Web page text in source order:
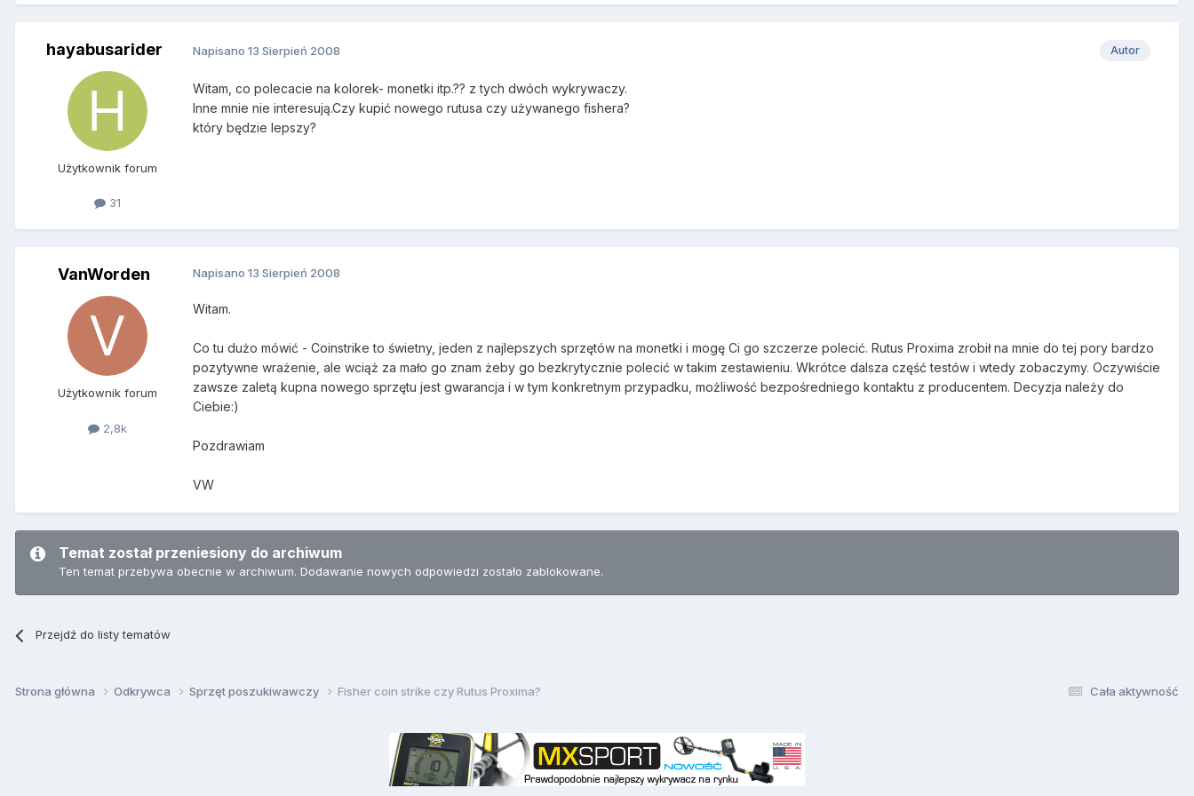
hayabusarider
Użytkownik forum
31
Autor
Napisano 13 Sierpień 2008
Witam, co polecacie na kolorek- monetki itp.?? z tych dwóch wykrywaczy.
Inne mnie nie interesują.Czy kupić nowego rutusa czy używanego fishera?
który będzie lepszy?
VanWorden
Użytkownik forum
2,8k
Napisano 13 Sierpień 2008
Witam.
Co tu dużo mówić - Coinstrike to świetny, jeden z najlepszych sprzętów na monetki i mogę Ci go szczerze polecić. Rutus Proxima zrobił na mnie do tej pory bardzo
pozytywne wrażenie, ale wciąż za mało go znam żeby go bezkrytycznie polecić w takim zestawieniu. Wkrótce dalsza część testów i wtedy zobaczymy. Oczywiście
zawsze zaletą kupna nowego sprzętu jest gwarancja i w tym konkretnym przypadku, możliwość bezpośredniego kontaktu z producentem. Decyzja należy do
Ciebie:)
Pozdrawiam
VW
Temat został przeniesiony do archiwum
Ten temat przebywa obecnie w archiwum. Dodawanie nowych odpowiedzi zostało zablokowane.
Przejdź do listy tematów
Cała aktywność
Strona główna Odkrywca Sprzęt poszukiwawczy Fisher coin strike czy Rutus Proxima?